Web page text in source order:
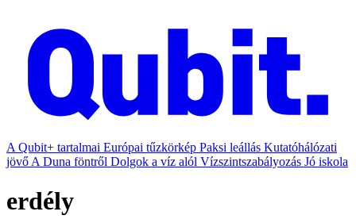
A Qubit+ tartalmai Európai tűzkörkép Paksi leállás Kutatóhálózati
jövő A Duna föntről Dolgok a víz alól Vízszintszabályozás Jó iskola
erdély